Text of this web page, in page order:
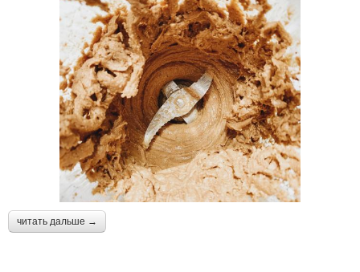
читать дальше →